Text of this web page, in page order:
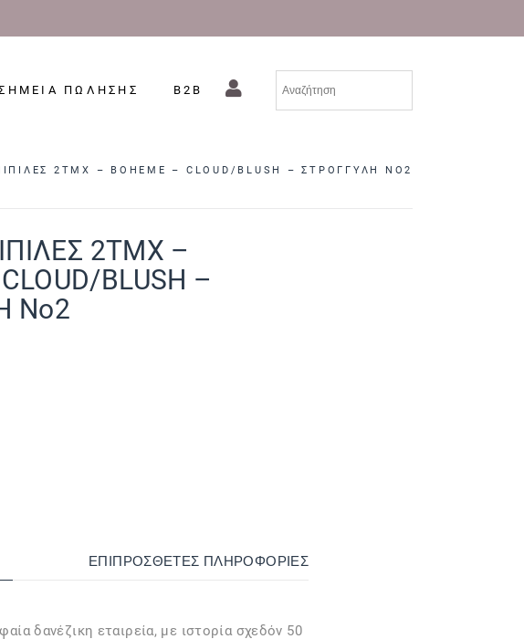
ΠΩΛΗΣΗΣ B2B
2ΤΜΧ – BOHEME – CLOUD/BLUSH – ΣΤΡΟΓΓΥΛΗ NO2
2ΤΜΧ –
BLUSH –
No2
ΕΠΙΠΡΌΣΘΕΤΕΣ ΠΛΗΡΟΦΟΡΊΕΣ
δανέζικη εταιρεία, με ιστορία σχεδόν 50